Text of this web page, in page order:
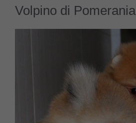
Volpino di Pomerania